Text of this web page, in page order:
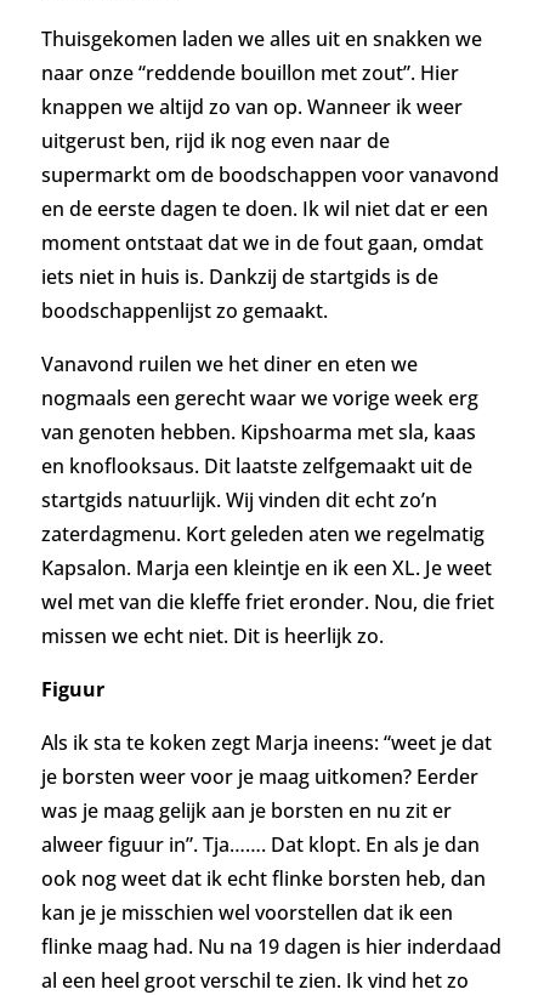
Thuisgekomen laden we alles uit en snakken we
naar onze “reddende bouillon met zout”. Hier
knappen we altijd zo van op. Wanneer ik weer
uitgerust ben, rijd ik nog even naar de
supermarkt om de boodschappen voor vanavond
en de eerste dagen te doen. Ik wil niet dat er een
moment ontstaat dat we in de fout gaan, omdat
iets niet in huis is. Dankzij de startgids is de
boodschappenlijst zo gemaakt.
Vanavond ruilen we het diner en eten we
nogmaals een gerecht waar we vorige week erg
van genoten hebben. Kipshoarma met sla, kaas
en knoflooksaus. Dit laatste zelfgemaakt uit de
startgids natuurlijk. Wij vinden dit echt zo’n
zaterdagmenu. Kort geleden aten we regelmatig
Kapsalon. Marja een kleintje en ik een XL. Je weet
wel met van die kleffe friet eronder. Nou, die friet
missen we echt niet. Dit is heerlijk zo.
Figuur
Als ik sta te koken zegt Marja ineens: “weet je dat
je borsten weer voor je maag uitkomen? Eerder
was je maag gelijk aan je borsten en nu zit er
alweer figuur in”. Tja……. Dat klopt. En als je dan
ook nog weet dat ik echt flinke borsten heb, dan
kan je je misschien wel voorstellen dat ik een
flinke maag had. Nu na 19 dagen is hier inderdaad
al een heel groot verschil te zien. Ik vind het zo